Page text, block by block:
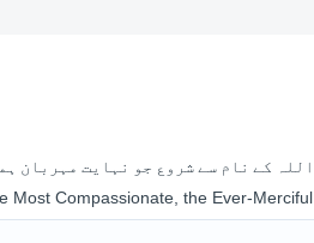
اللہ کے نام سے شروع جو نہایت مہربان
Most Compassionate, the Ever-Merciful